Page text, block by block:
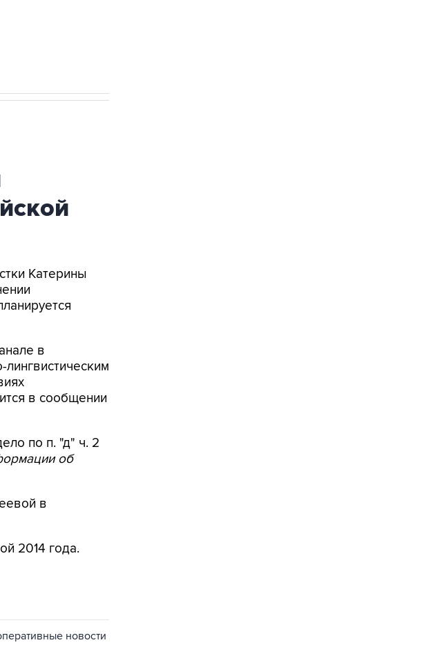
Катерины
в
в сообщении
по п. "д" ч. 2
об
в
2014 года.
новости